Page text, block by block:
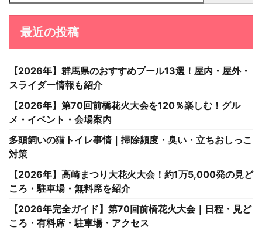
最近の投稿
【2026年】群馬県のおすすめプール13選！屋内・屋外・
スライダー情報も紹介
【2026年】第70回前橋花火大会を120％楽しむ！グル
メ・イベント・会場案内
多頭飼いの猫トイレ事情｜掃除頻度・臭い・立ちおしっこ
対策
【2026年】高崎まつり大花火大会！約1万5,000発の見ど
ころ・駐車場・無料席を紹介
【2026年完全ガイド】第70回前橋花火大会｜日程・見ど
ころ・有料席・駐車場・アクセス